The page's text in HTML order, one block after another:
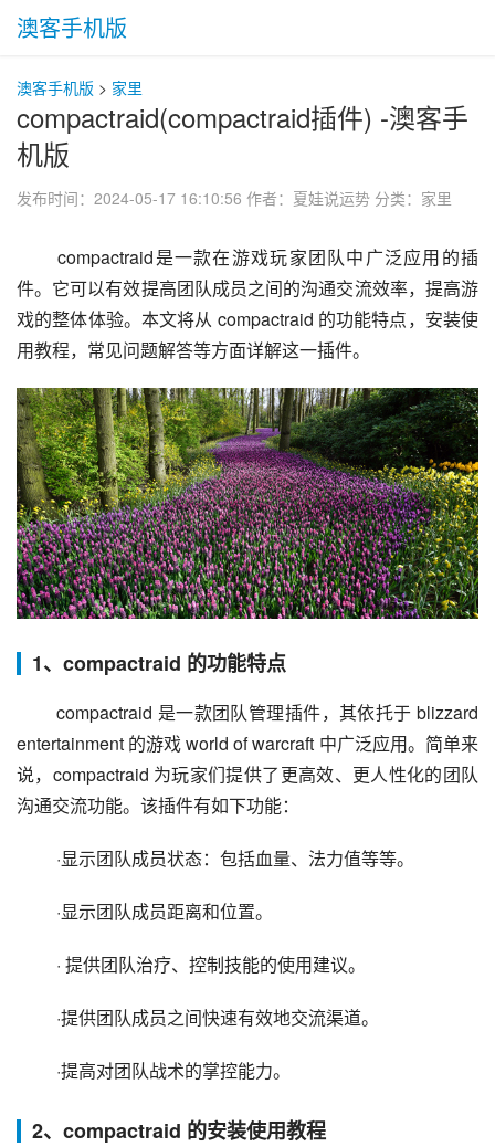
澳客手机版
澳客手机版 > 家里
compactraid(compactraid插件) -澳客手
机版
发布时间：2024-05-17 16:10:56 作者：夏娃说运势 分类： 家里
compactraid是一款在游戏玩家团队中广泛应用的插
件。它可以有效提高团队成员之间的沟通交流效率，提高游
戏的整体体验。本文将从 compactraid 的功能特点，安装使
用教程，常见问题解答等方面详解这一插件。
1、compactraid 的功能特点
compactraid 是一款团队管理插件，其依托于 blizzard
entertainment 的游戏 world of warcraft 中广泛应用。简单来
说，compactraid 为玩家们提供了更高效、更人性化的团队
沟通交流功能。该插件有如下功能：
·显示团队成员状态：包括血量、法力值等等。
·显示团队成员距离和位置。
· 提供团队治疗、控制技能的使用建议。
·提供团队成员之间快速有效地交流渠道。
·提高对团队战术的掌控能力。
2、compactraid 的安装使用教程